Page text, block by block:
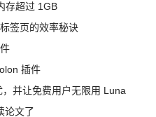
存超过 1GB
签页的效率秘诀
插件
并让免费用户无限用 Luna
论文了